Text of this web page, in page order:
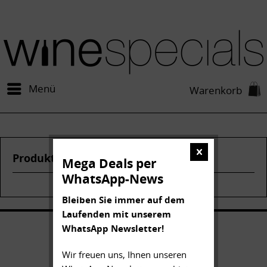
Menü Warenkorb
Produkte von La Mission Haut-Brion
Mega Deals per
WhatsApp-News
Bleiben Sie immer auf dem
Laufenden mit unserem
WhatsApp Newsletter!
Wir freuen uns, Ihnen unseren